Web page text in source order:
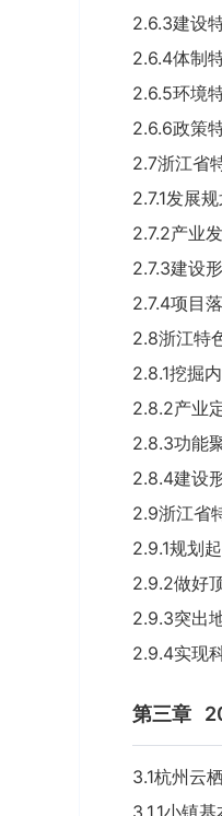
2.6.3建设
2.6.4体制
2.6.5环境
2.6.6政策
2.7浙江省
2.7.1发展
2.7.2产业
2.7.3建设
2.7.4项目
2.8浙江特
2.8.1挖掘
2.8.2产业
2.8.3功能
2.8.4建设
2.9浙江省
2.9.1规划
2.9.2做好
2.9.3突出
2.9.4实现
第三章
3.1杭州云
3.1.1小镇